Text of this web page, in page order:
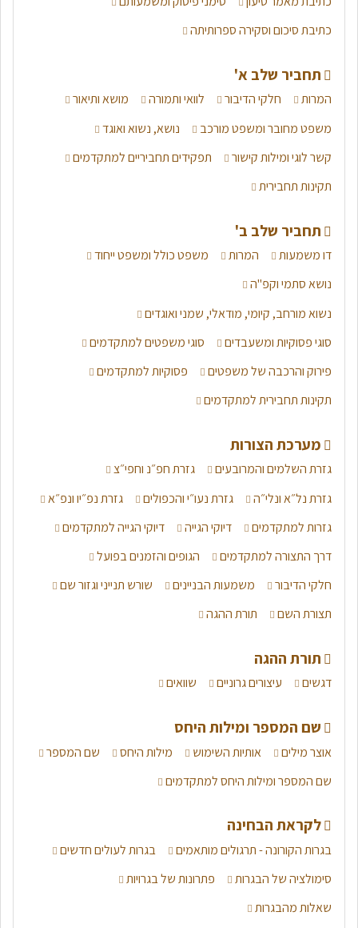
כתיבת סיכום וסקירה ספרותיתה
תחביר שלב א'
המרות חלקי הדיבור לוואי ותמורה
מושא ותיאור
משפט מחובר ומשפט מורכב
נושא, נשוא ואוגד
קשר לוגי ומילות קישור
תפקידים תחביריים למתקדמים
תקינות תחבירית
תחביר שלב ב'
דו משמעות המרות
משפט כולל ומשפט ייחוד
נושא סתמי וקפ"ה
נשוא מורחב, קיומי, מודאלי, שמני ואוגדים
סוגי פסוקיות ומשעבדים
סוגי משפטים למתקדמים
פירוק והרכבה של משפטים
פסוקיות למתקדמים
תקינות תחבירית למתקדמים
מערכת הצורות
גזרת השלמים והמרובעים
גזרת חפ״נ וחפי״צ
גזרת נל״א ונלי״ה
גזרת נעו״י והכפולים
גזרת נפ״יו ונפ״א
גזרות למתקדמים
דיוקי הגייה
דיוקי הגייה למתקדמים
דרך התצורה למתקדמים
הגופים והזמנים בפועל
חלקי הדיבור
משמעות הבניינים
שורש תנייני וגזור שם
תצורת השם
תורת ההגה
תורת ההגה
דגשים עיצורים גרוניים שוואים
שם המספר ומילות היחס
אוצר מילים אותיות השימוש מילות היחס
שם המספר
שם המספר ומילות היחס למתקדמים
לקראת הבחינה
בגרות הקורונה - תרגולים מותאמים
בגרות לעולים חדשים
סימולציה של הבגרות
פתרונות של בגרויות
שאלות מהבגרות